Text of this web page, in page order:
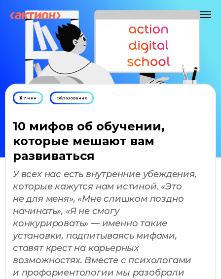
⏳ 7 мин Образование
10 мифов об обучении,
которые мешают вам
развиваться
У всех нас есть внутренние убеждения,
которые кажутся нам истиной. «Это
не для меня», «Мне слишком поздно
начинать», «Я не смогу
конкурировать» — именно такие
установки, подпитываясь мифами,
ставят крест на карьерных
возможностях. Вместе с психологами
и профориентологии мы разобрали